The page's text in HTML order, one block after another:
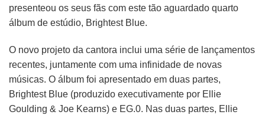
presenteou os seus fãs com este tão aguardado quarto
álbum de estúdio, Brightest Blue.
O novo projeto da cantora inclui uma série de lançamentos
recentes, juntamente com uma infinidade de novas
músicas. O álbum foi apresentado em duas partes,
Brightest Blue (produzido executivamente por Ellie
Goulding & Joe Kearns) e EG.0. Nas duas partes, Ellie